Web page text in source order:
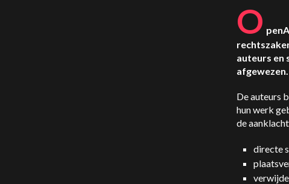
O
auteurs en
afgewezen.
De auteurs
hun werk
de
directe